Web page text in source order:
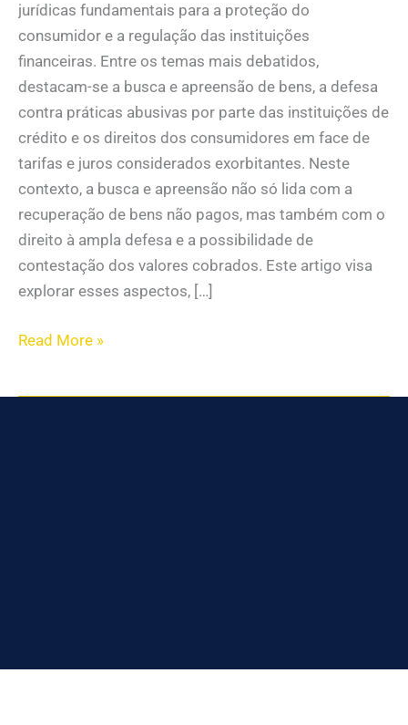
jurídicas fundamentais para a proteção do
consumidor e a regulação das instituições
financeiras. Entre os temas mais debatidos,
destacam-se a busca e apreensão de bens, a defesa
contra práticas abusivas por parte das instituições de
crédito e os direitos dos consumidores em face de
tarifas e juros considerados exorbitantes. Neste
contexto, a busca e apreensão não só lida com a
recuperação de bens não pagos, mas também com o
direito à ampla defesa e a possibilidade de
contestação dos valores cobrados. Este artigo visa
explorar esses aspectos, […]
Read More »